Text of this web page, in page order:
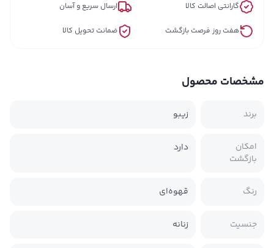
گارانتی اصالت کالا ارسال سریع و آسان
هفت روز فرصت بازگشت ضمانت تحویل کالا
مشخصات محصول
برند زیبو
امکان
بازگشت
دارد
رنگ قهوه‌ای
جنسیت زنانه